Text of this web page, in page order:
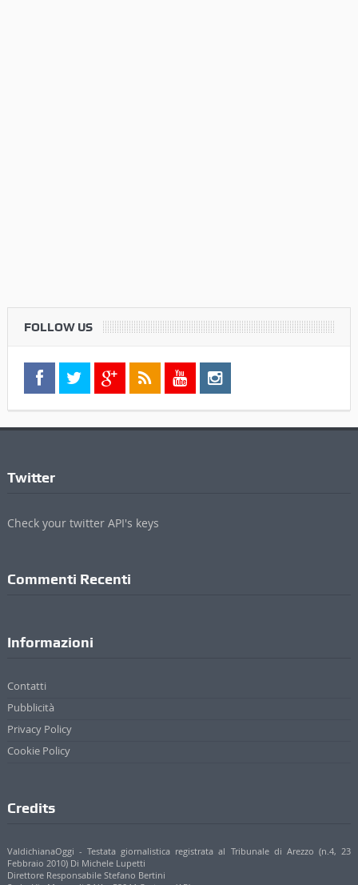
FOLLOW US
Twitter
Check your twitter API's keys
Commenti Recenti
Informazioni
Contatti
Pubblicità
Privacy Policy
Cookie Policy
Credits
ValdichianaOggi - Testata giornalistica registrata al Tribunale di Arezzo (n.4, 23
Febbraio 2010) Di Michele Lupetti
Direttore Responsabile Stefano Bertini